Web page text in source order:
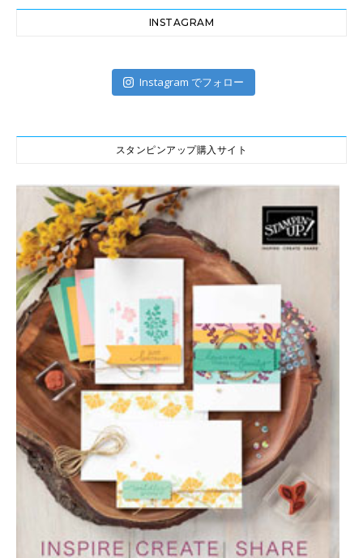
INSTAGRAM
Instagram でフォロー
スタンピンアップ購入サイト